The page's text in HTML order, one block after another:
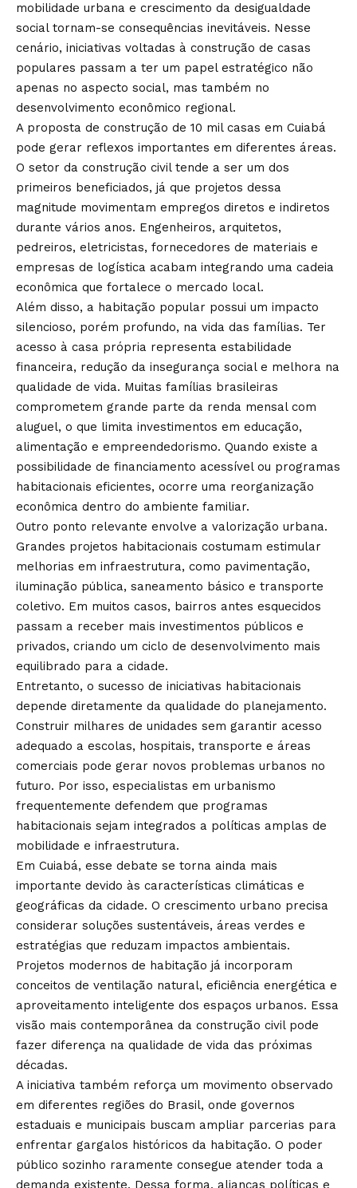
mobilidade urbana e crescimento da desigualdade
social tornam-se consequências inevitáveis. Nesse
cenário, iniciativas voltadas à construção de casas
populares passam a ter um papel estratégico não
apenas no aspecto social, mas também no
desenvolvimento econômico regional.
A proposta de construção de 10 mil casas em Cuiabá
pode gerar reflexos importantes em diferentes áreas.
O setor da construção civil tende a ser um dos
primeiros beneficiados, já que projetos dessa
magnitude movimentam empregos diretos e indiretos
durante vários anos. Engenheiros, arquitetos,
pedreiros, eletricistas, fornecedores de materiais e
empresas de logística acabam integrando uma cadeia
econômica que fortalece o mercado local.
Além disso, a habitação popular possui um impacto
silencioso, porém profundo, na vida das famílias. Ter
acesso à casa própria representa estabilidade
financeira, redução da insegurança social e melhora na
qualidade de vida. Muitas famílias brasileiras
comprometem grande parte da renda mensal com
aluguel, o que limita investimentos em educação,
alimentação e empreendedorismo. Quando existe a
possibilidade de financiamento acessível ou programas
habitacionais eficientes, ocorre uma reorganização
econômica dentro do ambiente familiar.
Outro ponto relevante envolve a valorização urbana.
Grandes projetos habitacionais costumam estimular
melhorias em infraestrutura, como pavimentação,
iluminação pública, saneamento básico e transporte
coletivo. Em muitos casos, bairros antes esquecidos
passam a receber mais investimentos públicos e
privados, criando um ciclo de desenvolvimento mais
equilibrado para a cidade.
Entretanto, o sucesso de iniciativas habitacionais
depende diretamente da qualidade do planejamento.
Construir milhares de unidades sem garantir acesso
adequado a escolas, hospitais, transporte e áreas
comerciais pode gerar novos problemas urbanos no
futuro. Por isso, especialistas em urbanismo
frequentemente defendem que programas
habitacionais sejam integrados a políticas amplas de
mobilidade e infraestrutura.
Em Cuiabá, esse debate se torna ainda mais
importante devido às características climáticas e
geográficas da cidade. O crescimento urbano precisa
considerar soluções sustentáveis, áreas verdes e
estratégias que reduzam impactos ambientais.
Projetos modernos de habitação já incorporam
conceitos de ventilação natural, eficiência energética e
aproveitamento inteligente dos espaços urbanos. Essa
visão mais contemporânea da construção civil pode
fazer diferença na qualidade de vida das próximas
décadas.
A iniciativa também reforça um movimento observado
em diferentes regiões do Brasil, onde governos
estaduais e municipais buscam ampliar parcerias para
enfrentar gargalos históricos da habitação. O poder
público sozinho raramente consegue atender toda a
demanda existente. Dessa forma, alianças políticas e